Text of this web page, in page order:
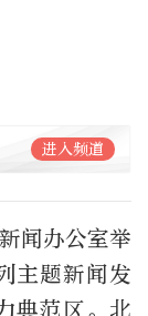
进入频道
闻办公室举
题新闻发
典范区。北